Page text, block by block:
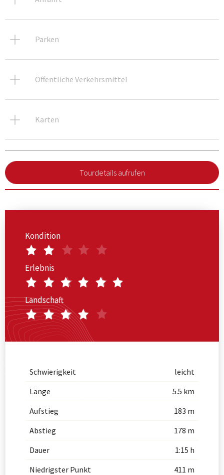
Parken
Öffentliche Verkehrsmittel
Karten
Tourdetails aufrufen
Kondition
Erlebnis
Landschaft
Schwierigkeit
leicht
Länge
5.5 km
Aufstieg
183 m
Abstieg
178 m
Dauer
1:15 h
Niedrigster Punkt
411 m